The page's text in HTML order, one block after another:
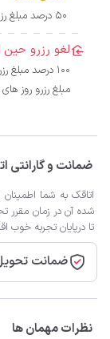
50 درصد مبلغ رزرو روز اول + 15 درصد مبلغ رزرو روز های باقی مانده
لغو رزرو
مبلغ رزرو روز
ضمانت و گارانتی
اتاقک به شما
شده آن در زمان مقرر
تا درپایان تجربه خوب
ضمانت
نظرات مهمان ها